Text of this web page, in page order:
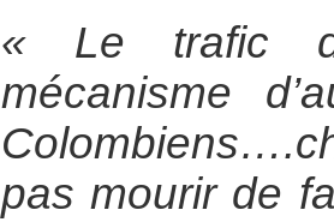
« Le trafic
mécanisme
pas mourir de